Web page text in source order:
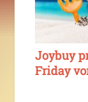
Joybuy
Friday